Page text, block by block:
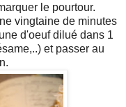
le pourtour.
vingtaine de minutes
d'oeuf dilué dans 1
et passer au